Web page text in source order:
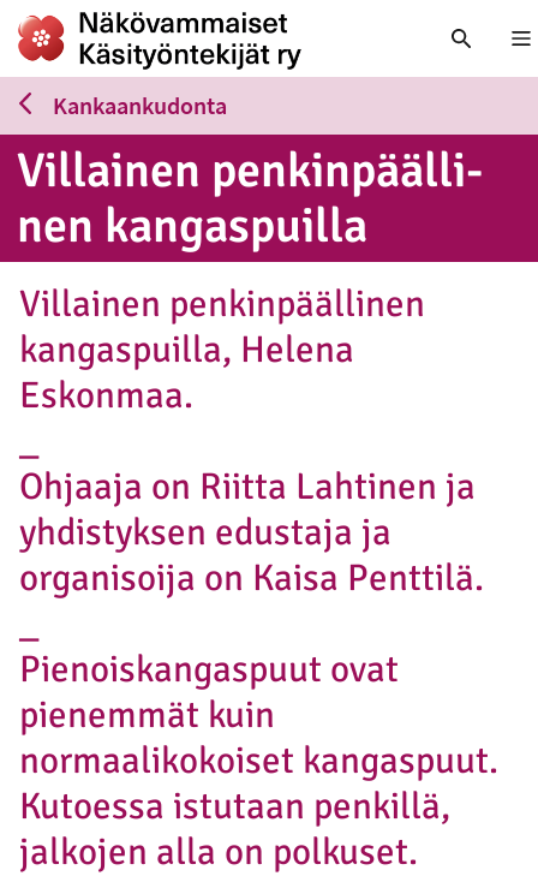
Kankaankudonta
Villainen pen­kin­pääl­li­
nen kan­gas­puil­la
Villainen penkinpäällinen
kangaspuilla, Helena
Eskonmaa.
Ohjaaja on Riitta Lahtinen ja
yhdistyksen edustaja ja
organisoija on Kaisa Penttilä.
Pienoiskangaspuut ovat
pienemmät kuin
normaalikokoiset kangaspuut.
Kutoessa istutaan penkillä,
jalkojen alla on polkuset.